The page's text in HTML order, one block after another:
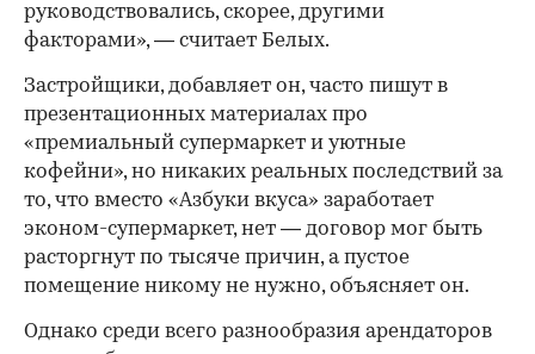
руководствовались, скорее, другими
факторами», — считает Белых.
Застройщики, добавляет он, часто пишут в
презентационных материалах про
«премиальный супермаркет и уютные
кофейни», но никаких реальных последствий за
то, что вместо «Азбуки вкуса» заработает
эконом-супермаркет, нет — договор мог быть
расторгнут по тысяче причин, а пустое
помещение никому не нужно, объясняет он.
Однако среди всего разнообразия арендаторов